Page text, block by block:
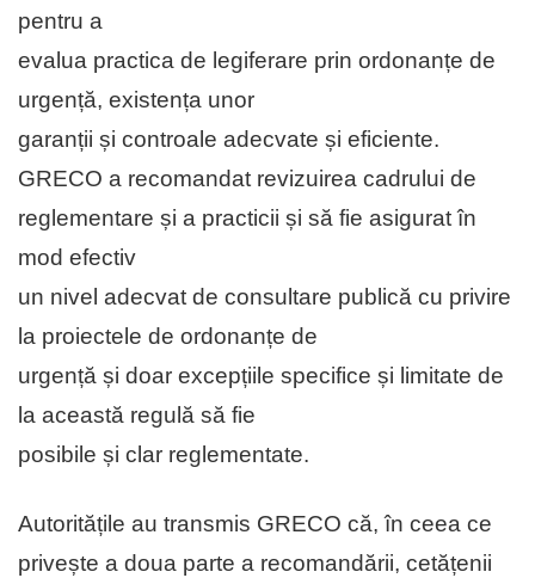
pentru a
evalua practica de legiferare prin ordonanțe de
urgență, existența unor
garanții și controale adecvate și eficiente.
GRECO a recomandat revizuirea cadrului de
reglementare și a practicii și să fie asigurat în
mod efectiv
un nivel adecvat de consultare publică cu privire
la proiectele de ordonanțe de
urgență și doar excepțiile specifice și limitate de
la această regulă să fie
posibile și clar reglementate.
Autoritățile au transmis GRECO că, în ceea ce
privește a doua parte a recomandării, cetățenii